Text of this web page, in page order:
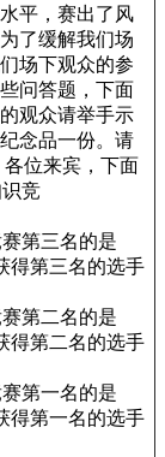
平，赛出了风
了缓解我们场
场下观众的参
问答题，下面
观众请举手示
念品一份。请
位来宾，下面
竞
第三名的是
得第三名的选手
第二名的是
得第二名的选手
第一名的是
得第一名的选手